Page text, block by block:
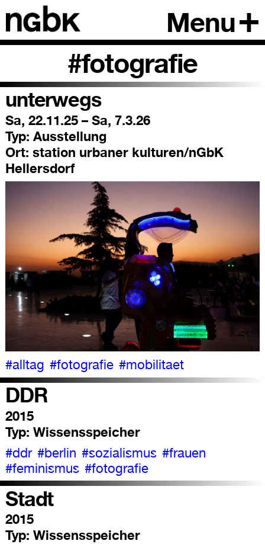
Menu
#fotografie
unterwegs
Sa, 22.11.25 – Sa, 7.3.26
Typ: Ausstellung
Ort: station urbaner kulturen/nGbK
Hellersdorf
#alltag #fotografie #mobilitaet
DDR
2015
Typ: Wissensspeicher
#ddr #berlin #sozialismus #frauen
#feminismus #fotografie
Stadt
2015
Typ: Wissensspeicher